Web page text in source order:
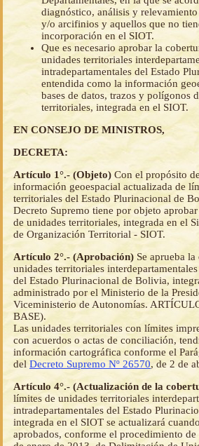
diagnóstico, análisis y
y/o arcifinios y aquellos que no
incorporación en el SIOT.
Que es necesario aprobar la
unidades territoriales
intradepartamentales del Estado
entendida como la información
bases de datos, trazos y polígonos
territoriales, integrada en el SIOT.
EN CONSEJO DE MINISTROS,
DECRETA:
Artículo 1°.- (Objeto) Con el propósito
información geoespacial actualizada de
territoriales del Estado Plurinacional de
Decreto Supremo tiene por objeto
de unidades territoriales, integrada en el
de Organización Territorial - SIOT.
Artículo 2°.- (Aprobación) Se aprueba
unidades territoriales
del Estado Plurinacional de Bolivia,
administrado por el Ministerio de la
Viceministerio de Autonomías.
BASE).
Las unidades territoriales con límites
con acuerdos o actas de conciliación,
información cartográfica conforme el
del Decreto Supremo Nº 26570, de 2 de
Artículo 4°.- (Actualización de la
límites de unidades territoriales
intradepartamentales del Estado
integrada en el SIOT se actualizará
aprobados, conforme el procedimiento de